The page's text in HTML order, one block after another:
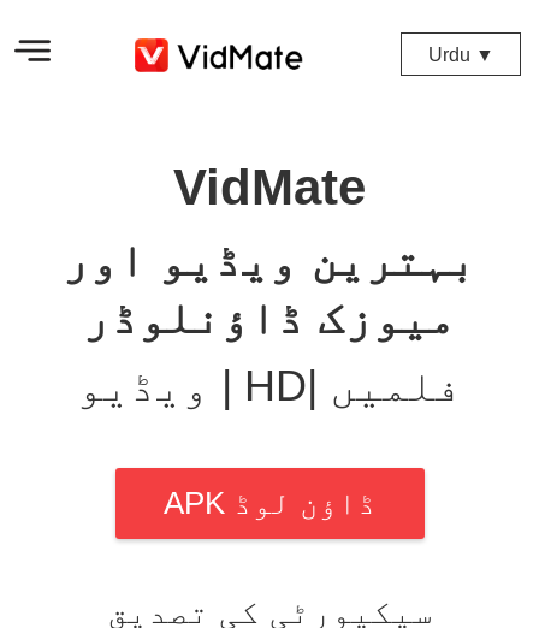
Urdu ▼
VidMate
بہترین ویڈیو اور
میوزک ڈاؤنلوڈر
ویڈیو | HD| فلمیں
APK ڈاؤن لوڈ
سیکیورٹی کی تصدیق